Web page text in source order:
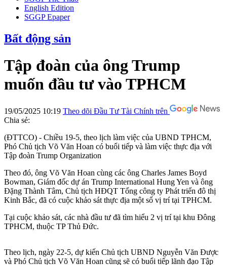
English Edition
SGGP Epaper
Bất động sản
Tập đoàn của ông Trump
muốn đầu tư vào TPHCM
19/05/2025 10:19 Theo dõi Đầu Tư Tài Chính trên
Chia sẻ:
(ĐTTCO) - Chiều 19-5, theo lịch làm việc của UBND TPHCM,
Phó Chủ tịch Võ Văn Hoan có buổi tiếp và làm việc thực địa với
Tập đoàn Trump Organization
Theo đó, ông Võ Văn Hoan cùng các ông Charles James Boyd
Bowman, Giám đốc dự án Trump International Hung Yen và ông
Đặng Thành Tâm, Chủ tịch HĐQT Tổng công ty Phát triển đô thị
Kinh Bắc, đã có cuộc khảo sát thực địa một số vị trí tại TPHCM.
Tại cuộc khảo sát, các nhà đầu tư đã tìm hiểu 2 vị trí tại khu Đông
TPHCM, thuộc TP Thủ Đức.
Theo lịch, ngày 22-5, dự kiến Chủ tịch UBND Nguyễn Văn Được
và Phó Chủ tịch Võ Văn Hoan cũng sẽ có buổi tiếp lãnh đạo Tập